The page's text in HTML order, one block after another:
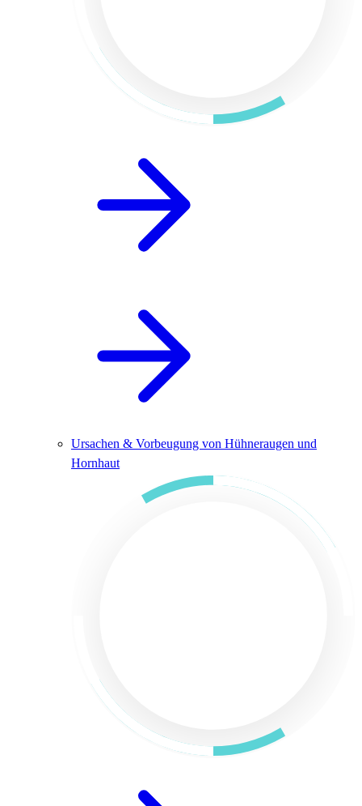
Ursachen & Vorbeugung von Hühneraugen und
Hornhaut